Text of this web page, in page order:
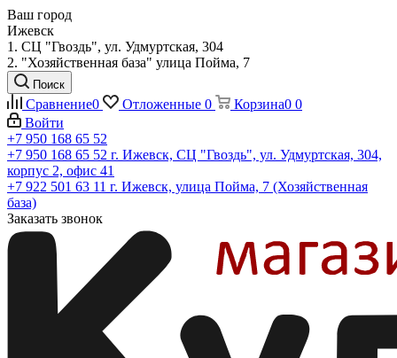
Ваш город
Ижевск
1. СЦ "Гвоздь", ул. Удмуртская, 304
2. "Хозяйственная база" улица Пойма, 7
Поиск
Сравнение0 Отложенные 0 Корзина0 0
Войти
+7 950 168 65 52
+7 950 168 65 52 г. Ижевск, СЦ "Гвоздь", ул. Удмуртская, 304,
корпус 2, офис 41
+7 922 501 63 11 г. Ижевск, улица Пойма, 7 (Хозяйственная
база)
Заказать звонок